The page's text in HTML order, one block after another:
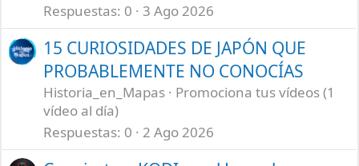
Respuestas 0 3 Ago 2026
15 CURIOSIDADES DE JAPÓN QUE
PROBABLEMENTE NO CONOCÍAS
Historia_en_Mapas
Promociona tus vídeos (1
vídeo al día)
Respuestas 0 2 Ago 2026